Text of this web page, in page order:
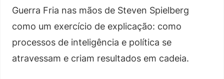
Guerra Fria nas mãos de Steven Spielberg
como um exercício de explicação: como
processos de inteligência e política se
atravessam e criam resultados em cadeia.